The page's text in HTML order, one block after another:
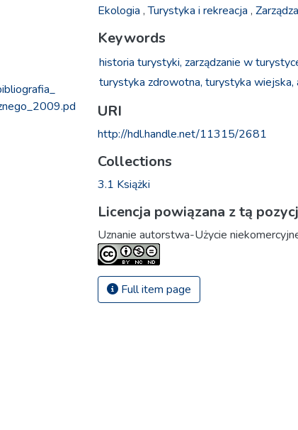
Ekologia ,Turystyka i rekreacja ,
Keywords
historia turystyki, zarządzanie w
turystyka zdrowotna, turystyka wiejska,
URI
http://hdl.handle.net/11315/2681
Collections
3.1 Książki
Licencja powiązana z tą
Uznanie autorstwa-Użycie
Full item page